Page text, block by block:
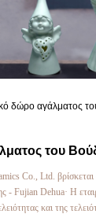
δώρο αγάλματος
του
Co., Ltd. βρίσκεται
Fujian Dehua· Η
και της